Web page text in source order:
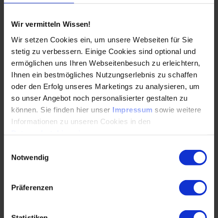
Wir vermitteln Wissen!
Wir setzen Cookies ein, um unsere Webseiten für Sie
stetig zu verbessern. Einige Cookies sind optional und
ermöglichen uns Ihren Webseitenbesuch zu erleichtern,
Ihnen ein bestmögliches Nutzungserlebnis zu schaffen
oder den Erfolg unseres Marketings zu analysieren, um
so unser Angebot noch personalisierter gestalten zu
können. Sie finden hier unser Impressum sowie weitere
Informationen zu unseren Cookies in den
Notwendig
Präferenzen
Erstellung…
Brückenmodernisierung und
Streckenverfügbarkeit: Drei Beispiele von
der A1
24.07.2026
Großbrücken im Spannungsfeld zwischen Bestand,
Neubau und VerkehrssicherungDie
zählt zu den…